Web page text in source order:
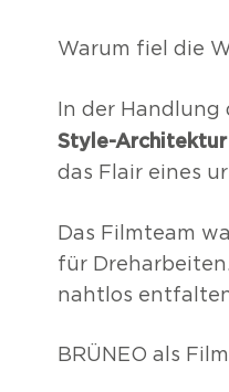
Warum fiel die
In der Handlung
Style-Architektur
das Flair eines
Das Filmteam
für
nahtlos
BRÜNEO als